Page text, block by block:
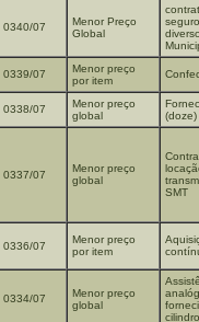
0340/07
Menor Preço
Global
0339/07
Menor preço
por item
0338/07
Menor preço
global
(doze)
0337/07
Menor preço
global
SMT
0336/07
Menor preço
por item
0334/07
Menor preço
global